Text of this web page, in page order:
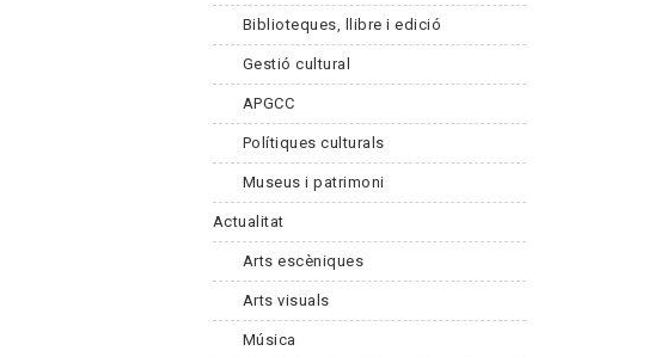
Biblioteques, llibre i edició
Gestió cultural
APGCC
Polítiques culturals
Museus i patrimoni
Actualitat
Arts escèniques
Arts visuals
Música